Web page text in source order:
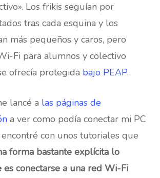
Los frikis seguían por
tras cada esquina y los
más pequeños y caros, pero
Fi para alumnos y colectivo
ofrecía protegida bajo PEAP.
lancé a las páginas de
a ver como podía conectar mi PC
con unos tutoriales que
forma bastante explícita lo
conectarse a una red Wi-Fi